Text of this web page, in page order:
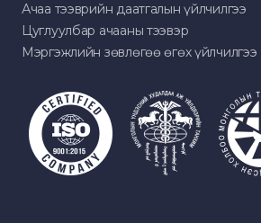
Ачаа тээврийн даатгалын үйлчилгээ
Цуглуулбар ачааны тээвэр
Мэргэжлийн зөвлөгөө өгөх үйлчилгээ